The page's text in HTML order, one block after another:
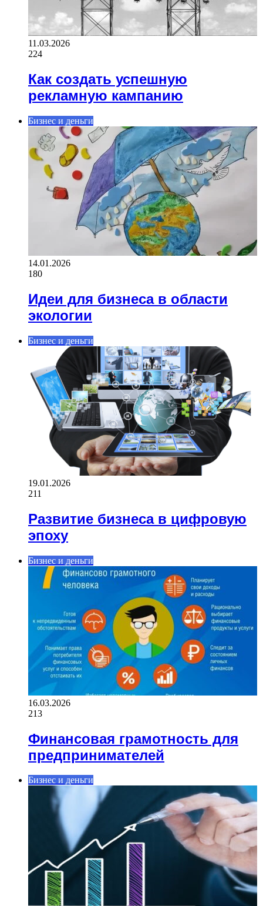
11.03.2026
224
Как создать успешную
рекламную кампанию
Бизнес и деньги
14.01.2026
180
Идеи для бизнеса в области
экологии
Бизнес и деньги
19.01.2026
211
Развитие бизнеса в цифровую
эпоху
Бизнес и деньги
16.03.2026
213
Финансовая грамотность для
предпринимателей
Бизнес и деньги